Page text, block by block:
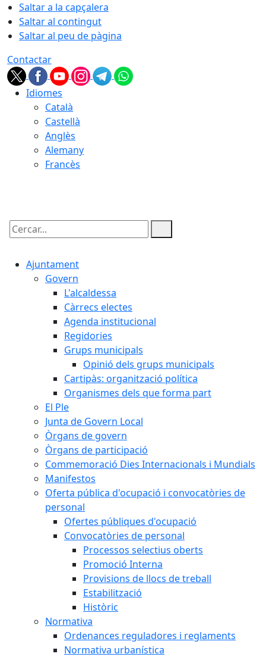
Saltar a la capçalera
Saltar al contingut
Saltar al peu de pàgina
Contactar
Idiomes
Català
Castellà
Anglès
Alemany
Francès
Cercar:
Ajuntament
Govern
L'alcaldessa
Càrrecs electes
Agenda institucional
Regidories
Grups municipals
Opinió dels grups municipals
Cartipàs: organització política
Organismes dels que forma part
El Ple
Junta de Govern Local
Òrgans de govern
Òrgans de participació
Commemoració Dies Internacionals i Mundials
Manifestos
Oferta pública d'ocupació i convocatòries de
personal
Ofertes públiques d'ocupació
Convocatòries de personal
Processos selectius oberts
Promoció Interna
Provisions de llocs de treball
Estabilització
Històric
Normativa
Ordenances reguladores i reglaments
Normativa urbanística